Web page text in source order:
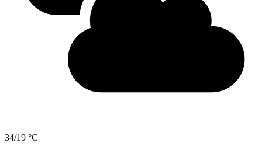
34/19 °C